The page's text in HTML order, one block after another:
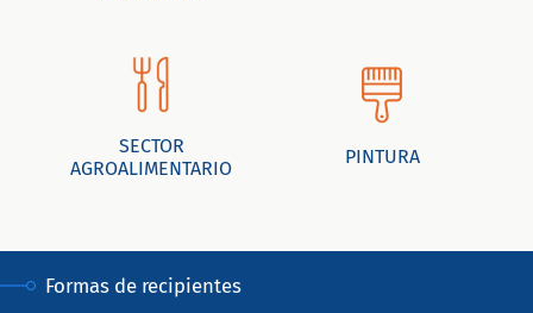
SECTOR
AGROALIMENTARIO
PINTURA
Formas de recipientes